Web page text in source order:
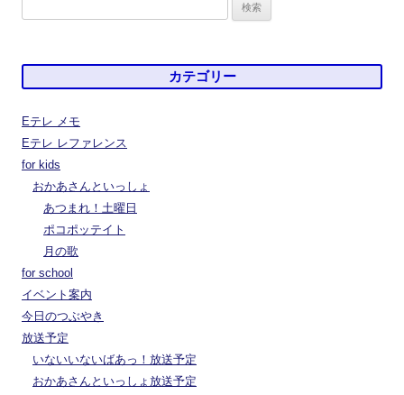
カテゴリー
Eテレ メモ
Eテレ レファレンス
for kids
おかあさんといっしょ
あつまれ！土曜日
ポコポッテイト
月の歌
for school
イベント案内
今日のつぶやき
放送予定
いないいないばあっ！放送予定
おかあさんといっしょ放送予定